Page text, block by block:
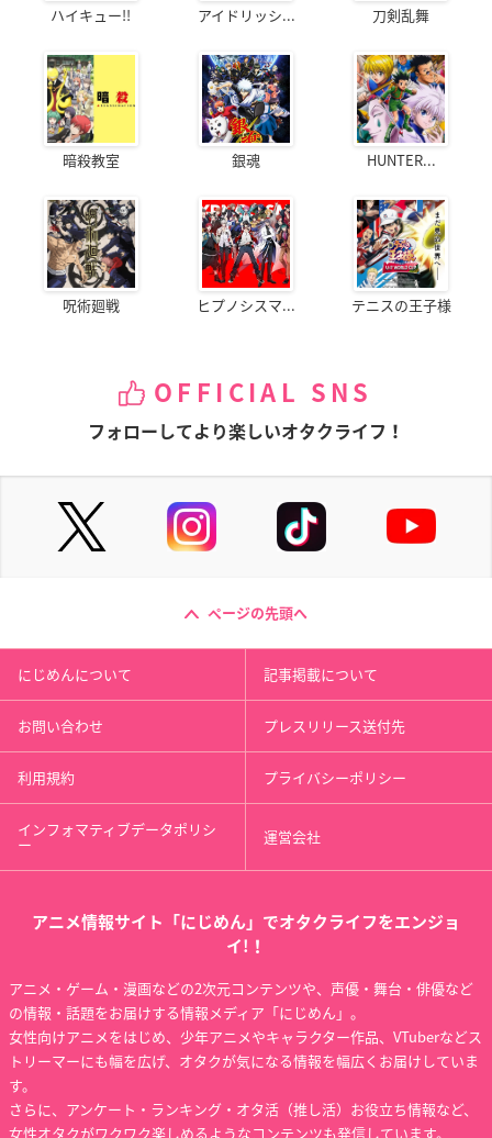
ハイキュー!! アイドリッシ... 刀剣乱舞
暗殺教室 銀魂 HUNTER...
呪術廻戦 ヒプノシスマ... テニスの王子様
OFFICIAL SNS
フォローしてより楽しいオタクライフ！
ページの先頭へ
にじめんについて 記事掲載について
お問い合わせ プレスリリース送付先
利用規約 プライバシーポリシー
インフォマティブデータポリシ
ー 運営会社
アニメ情報サイト「にじめん」でオタクライフをエンジョ
イ!！
アニメ・ゲーム・漫画などの2次元コンテンツや、声優・舞台・俳優など
の情報・話題をお届けする情報メディア「にじめん」。
女性向けアニメをはじめ、少年アニメやキャラクター作品、VTuberなどス
トリーマーにも幅を広げ、オタクが気になる情報を幅広くお届けしていま
す。
さらに、アンケート・ランキング・オタ活（推し活）お役立ち情報など、
女性オタクがワクワク楽しめるようなコンテンツも発信しています。